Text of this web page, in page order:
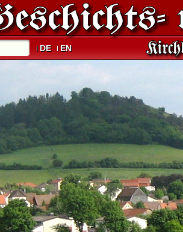
DE EN